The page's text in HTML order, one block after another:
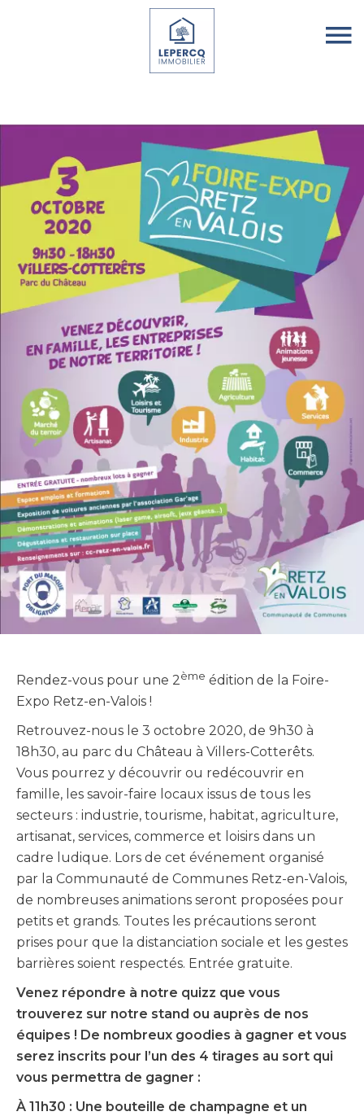
Rendez-vous pour une 2ème édition de la Foire-
Expo Retz-en-Valois !
Retrouvez-nous le 3 octobre 2020, de 9h30 à
18h30, au parc du Château à Villers-Cotterêts.
Vous pourrez y découvrir ou redécouvrir en
famille, les savoir-faire locaux issus de tous les
secteurs : industrie, tourisme, habitat, agriculture,
artisanat, services, commerce et loisirs dans un
cadre ludique. Lors de cet événement organisé
par la Communauté de Communes Retz-en-Valois,
de nombreuses animations seront proposées pour
petits et grands. Toutes les précautions seront
prises pour que la distanciation sociale et les gestes
barrières soient respectés. Entrée gratuite.
Venez répondre à notre quizz que vous
trouverez sur notre stand ou auprès de nos
équipes ! De nombreux goodies à gagner et vous
serez inscrits pour l’un des 4 tirages au sort qui
vous permettra de gagner :
À 11h30 : Une bouteille de champagne et un